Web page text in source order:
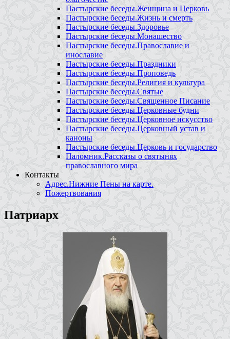
Пастырские беседы.Женщина и Церковь
Пастырские беседы.Жизнь и смерть
Пастырские беседы.Здоровье
Пастырские беседы.Монашество
Пастырские беседы.Православие и
инославие
Пастырские беседы.Праздники
Пастырские беседы.Проповедь
Пастырские беседы.Религия и культура
Пастырские беседы.Святые
Пастырские беседы.Священное Писание
Пастырские беседы.Церковные будни
Пастырские беседы.Церковное искусство
Пастырские беседы.Церковный устав и
каноны
Пастырские беседы.Церковь и государство
Паломник.Рассказы о святынях
православного мира
Контакты
Адрес.Нижние Пены на карте.
Пожертвования
Патриарх